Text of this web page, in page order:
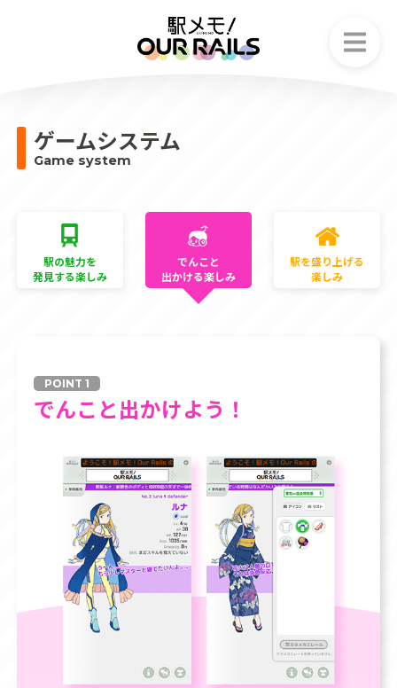
ストーリー
Story
Character
ゲームシステム
Game system
ゲームシステム
Game system
駅の魅力を
発見する楽しみ
でんこと
出かける楽しみ
駅を盛り上げる
楽しみ
POINT 1
でんこと出かけよう！